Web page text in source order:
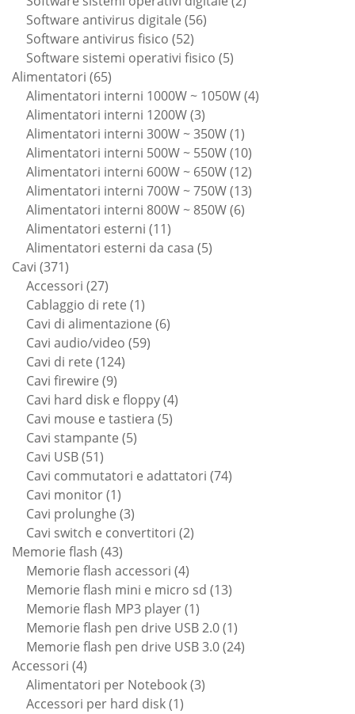
Software antivirus digitale 5656
Software antivirus fisico 5252
prodotti
Software sistemi operativi fisico 55
Alimentatori 6565
prodotti
Alimentatori interni 1000W ~ 1050W 44
Alimentatori interni 1200W 33
prodotti
Alimentatori interni 300W ~ 350W 11
prodotto
Alimentatori interni 500W ~ 550W 1010
prodotti
Alimentatori interni 600W ~ 650W 1212
prodotti
Alimentatori interni 700W ~ 750W 1313
Alimentatori interni 800W ~ 850W 66
Alimentatori esterni 1111
prodotti
Alimentatori esterni da casa 55
Cavi 371371
prodotti
Accessori 2727
prodotti
Cablaggio di rete 11
prodotto
Cavi di alimentazione 66
Cavi audio/video 5959
Cavi di rete 124124
Cavi firewire 99
prodotti
Cavi hard disk e floppy 44
Cavi mouse e tastiera 55
Cavi stampante 55
Cavi USB 5151
prodotti
Cavi commutatori e adattatori 7474
Cavi monitor 11
prodotto
Cavi prolunghe 33
prodotti
Cavi switch e convertitori 22
Memorie flash 4343
prodotti
Memorie flash accessori 44
prodotti
Memorie flash mini e micro sd 1313
Memorie flash MP3 player 11
prodotto
Memorie flash pen drive USB 2.0 11
prodotto
Memorie flash pen drive USB 3.0 2424
Accessori 44
prodotti
Alimentatori per Notebook 33
Accessori per hard disk 11